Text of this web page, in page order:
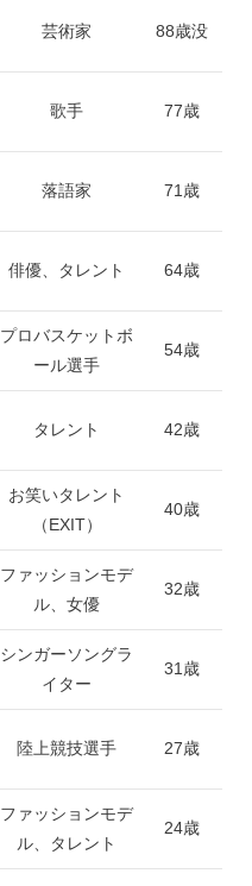
芸術家 88歳没
歌手 77歳
落語家 71歳
俳優、タレント 64歳
プロバスケットボ
ール選手
54歳
タレント 42歳
お笑いタレント
（EXIT）
40歳
ファッションモデ
ル、女優
32歳
シンガーソングラ
イター
31歳
陸上競技選手 27歳
ファッションモデ
ル、タレント
24歳